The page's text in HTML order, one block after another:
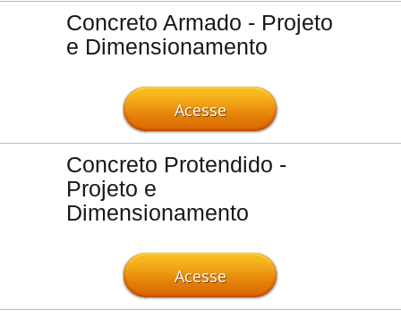
Concreto Armado - Projeto
e Dimensionamento
Acesse
Concreto Protendido -
Projeto e
Dimensionamento
Acesse